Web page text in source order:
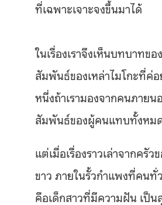
ที่เฉพาะเจาะจงขึ้นมาได้
ในเรื่องเราจึงเห็นบทบาทข
สัมพันธ์ของเหล่าไมโกะที่ค่
หนึ่งถ้าเรามองจากคนภาย
สัมพันธ์ของผู้คนแทบทั้งหม
แต่เมื่อเรื่องราวเล่าจากค
ขาว ภายในรั้วกำแพงที่คนทั่
คือเด็กสาวที่มีความฝัน เป็